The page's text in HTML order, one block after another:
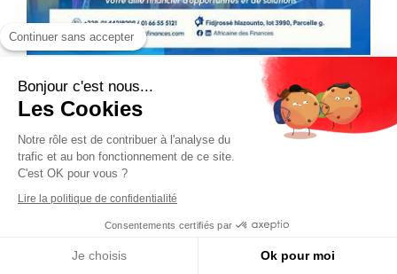
Continuer sans accepter
Bonjour c'est nous...
Les Cookies
Notre rôle est de contribuer à l'analyse du
trafic et au bon fonctionnement de ce site.
C'est OK pour vous ?
Lire la politique de confidentialité
Consentements certifiés par
Je choisis Ok pour moi